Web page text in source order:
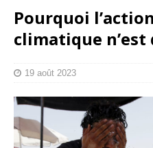
Pourquoi
climatique
19 août 2023